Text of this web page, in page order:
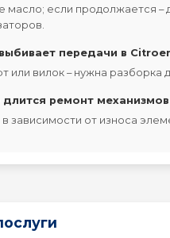
масло; если продолжается –
передачи в
или вилок – нужна разборка
длится ремонт
зависимости от износа